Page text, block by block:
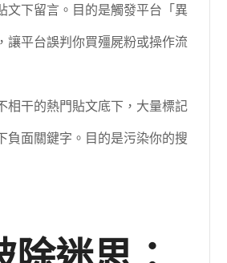
文下留言。目的是觸發平台「異
讓平台誤判你買殭屍粉或操作流
相干的熱門貼文底下，大量標記
負面關鍵字。目的是污染你的搜